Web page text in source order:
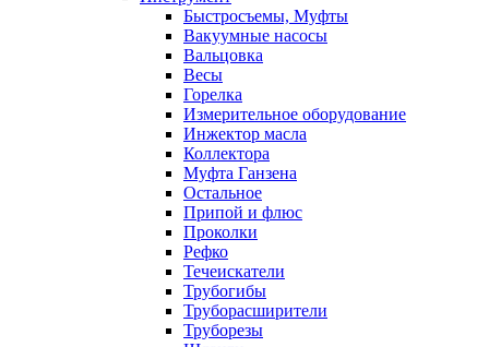
Быстросъемы, Муфты
Вакуумные насосы
Вальцовка
Весы
Горелка
Измерительное оборудование
Инжектор масла
Коллектора
Муфта Ганзена
Остальное
Припой и флюс
Проколки
Рефко
Течеискатели
Трубогибы
Труборасширители
Труборезы